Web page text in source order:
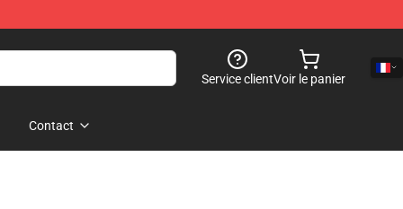
Service clientVoir le panier
Contact